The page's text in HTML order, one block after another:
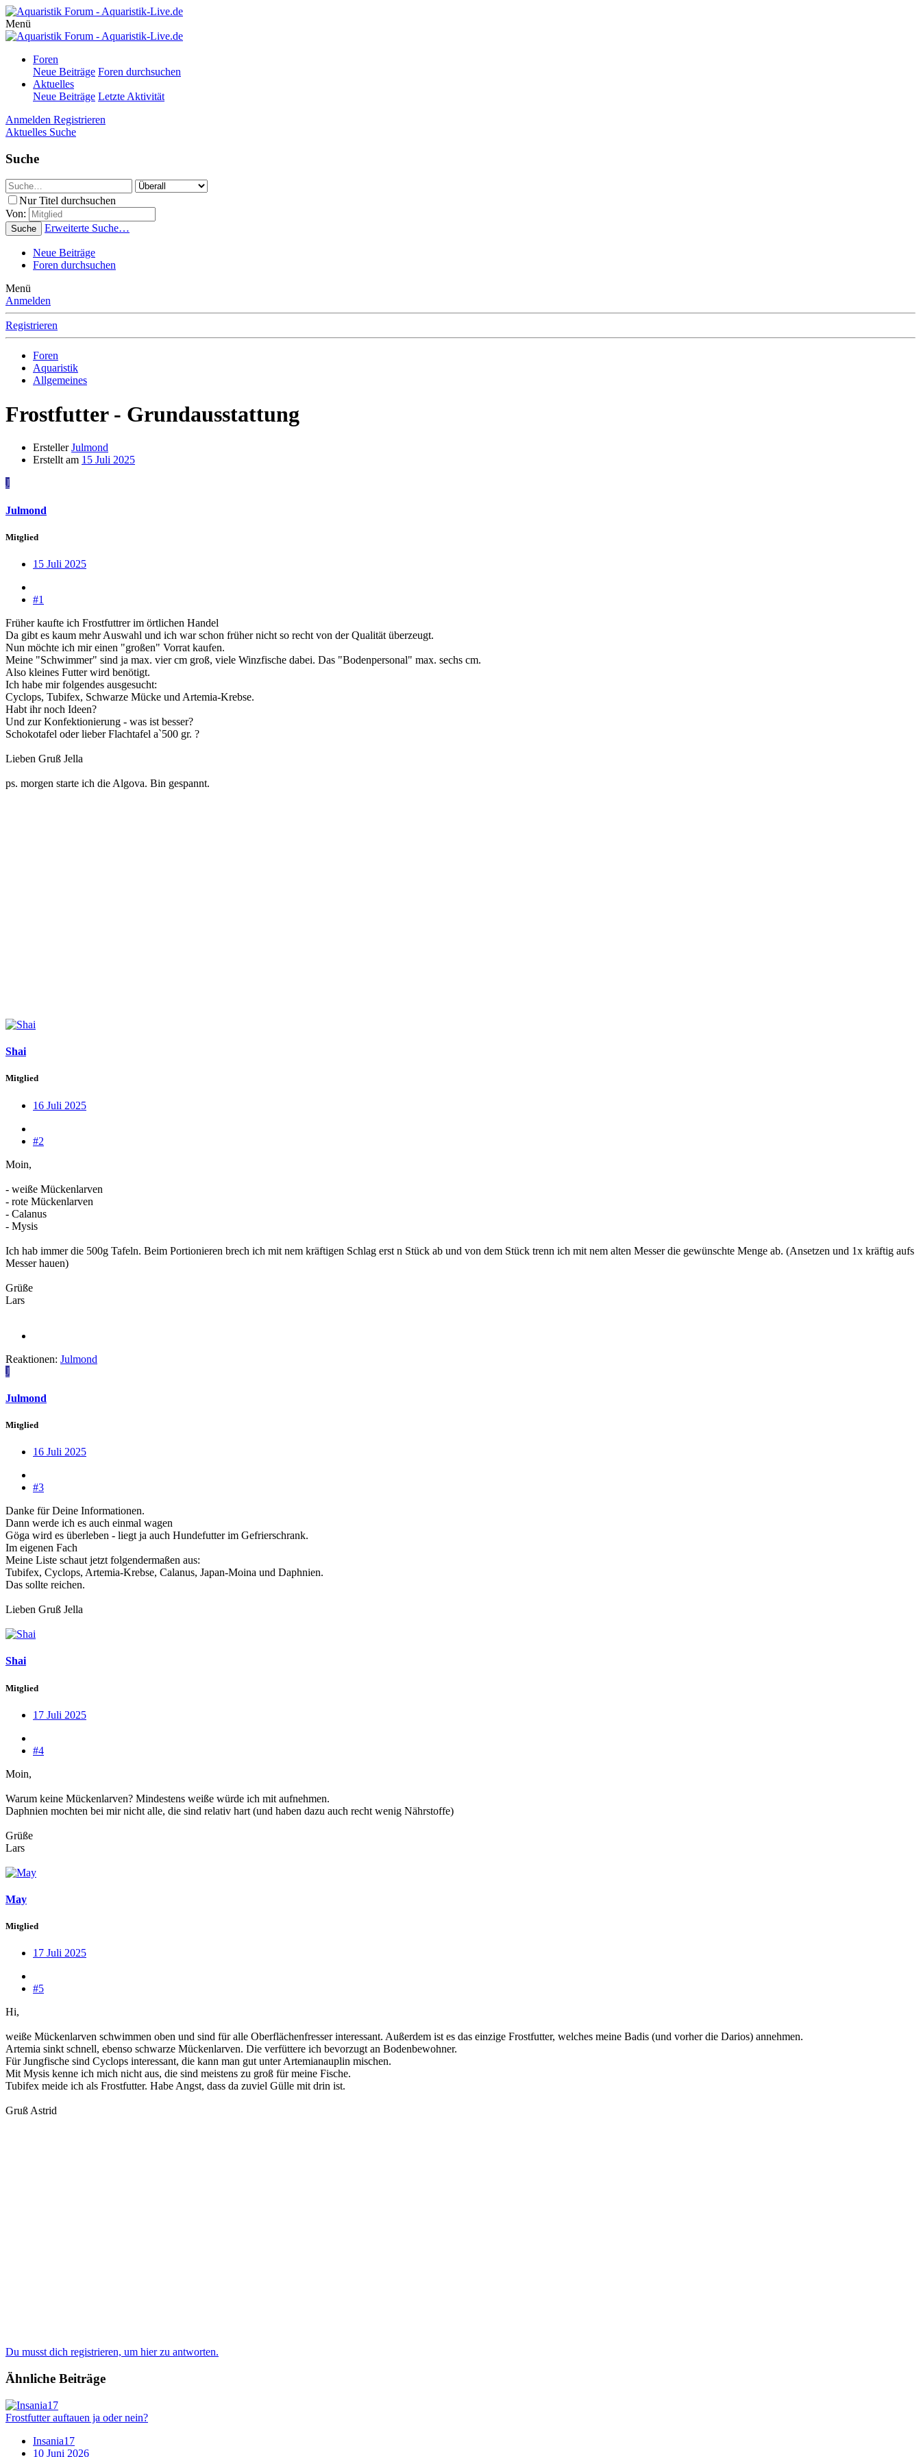
Menü
Foren
Neue Beiträge Foren durchsuchen
Aktuelles
Neue Beiträge Letzte Aktivität
Anmelden Registrieren
Aktuelles Suche
Suche
Nur Titel durchsuchen
Von:
Suche Erweiterte Suche…
Neue Beiträge
Foren durchsuchen
Menü
Anmelden
Registrieren
Foren
Aquaristik
Allgemeines
Frostfutter - Grundausstattung
Ersteller Julmond
Erstellt am 15 Juli 2025
J
Julmond
Mitglied
15 Juli 2025
#1
Früher kaufte ich Frostfuttrer im örtlichen Handel
Da gibt es kaum mehr Auswahl und ich war schon früher nicht so recht von der Qualität überzeugt.
Nun möchte ich mir einen "großen" Vorrat kaufen.
Meine "Schwimmer" sind ja max. vier cm groß, viele Winzfische dabei. Das "Bodenpersonal" max. sechs cm.
Also kleines Futter wird benötigt.
Ich habe mir folgendes ausgesucht:
Cyclops, Tubifex, Schwarze Mücke und Artemia-Krebse.
Habt ihr noch Ideen?
Und zur Konfektionierung - was ist besser?
Schokotafel oder lieber Flachtafel a`500 gr. ?
Lieben Gruß Jella
ps. morgen starte ich die Algova. Bin gespannt.
Shai
Mitglied
16 Juli 2025
#2
Moin,
- weiße Mückenlarven
- rote Mückenlarven
- Calanus
- Mysis
Ich hab immer die 500g Tafeln. Beim Portionieren brech ich mit nem kräftigen Schlag erst n Stück ab und von dem Stück trenn ich mit nem alten Messer die gewünschte Menge ab. (Ansetzen und 1x kräftig aufs
Messer hauen)
Grüße
Lars
Reaktionen: Julmond
J
Julmond
Mitglied
16 Juli 2025
#3
Danke für Deine Informationen.
Dann werde ich es auch einmal wagen
Göga wird es überleben - liegt ja auch Hundefutter im Gefrierschrank.
Im eigenen Fach
Meine Liste schaut jetzt folgendermaßen aus:
Tubifex, Cyclops, Artemia-Krebse, Calanus, Japan-Moina und Daphnien.
Das sollte reichen.
Lieben Gruß Jella
Shai
Mitglied
17 Juli 2025
#4
Moin,
Warum keine Mückenlarven? Mindestens weiße würde ich mit aufnehmen.
Daphnien mochten bei mir nicht alle, die sind relativ hart (und haben dazu auch recht wenig Nährstoffe)
Grüße
Lars
May
Mitglied
17 Juli 2025
#5
Hi,
weiße Mückenlarven schwimmen oben und sind für alle Oberflächenfresser interessant. Außerdem ist es das einzige Frostfutter, welches meine Badis (und vorher die Darios) annehmen.
Artemia sinkt schnell, ebenso schwarze Mückenlarven. Die verfüttere ich bevorzugt an Bodenbewohner.
Für Jungfische sind Cyclops interessant, die kann man gut unter Artemianauplin mischen.
Mit Mysis kenne ich mich nicht aus, die sind meistens zu groß für meine Fische.
Tubifex meide ich als Frostfutter. Habe Angst, dass da zuviel Gülle mit drin ist.
Gruß Astrid
Du musst dich registrieren, um hier zu antworten.
Ähnliche Beiträge
Frostfutter auftauen ja oder nein?
Insania17
10 Juni 2026